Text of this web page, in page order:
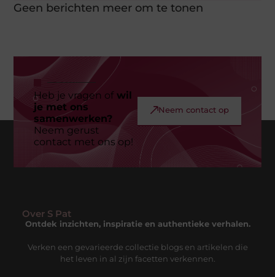
Geen berichten meer om te tonen
Heb je vragen ofwil
je met ons
samenwerken?
Neem gerust
contact met ons op!
Neem contact op
Over S Pat
Ontdek inzichten, inspiratie en authentieke verhalen.
Verken een gevarieerde collectie blogs en artikelen die
het leven in al zijn facetten verkennen.